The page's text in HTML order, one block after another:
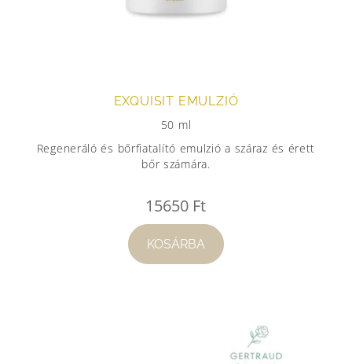
EXQUISIT EMULZIÓ
50 ml
Regeneráló és bőrfiatalító emulzió a száraz és érett
bőr számára.
15650 Ft
KOSÁRBA